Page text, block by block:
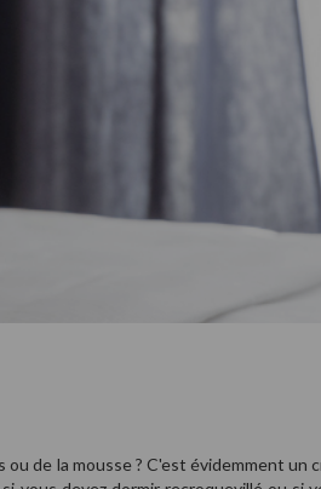
de la mousse ? C'est évidemment un